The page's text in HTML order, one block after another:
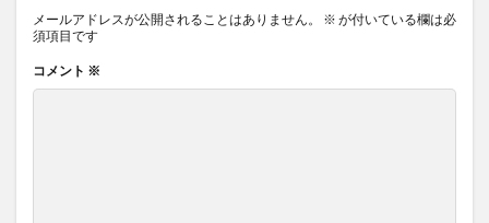
メールアドレスが公開されることはありません。 ※ が付いている欄は必
須項目です
コメント ※